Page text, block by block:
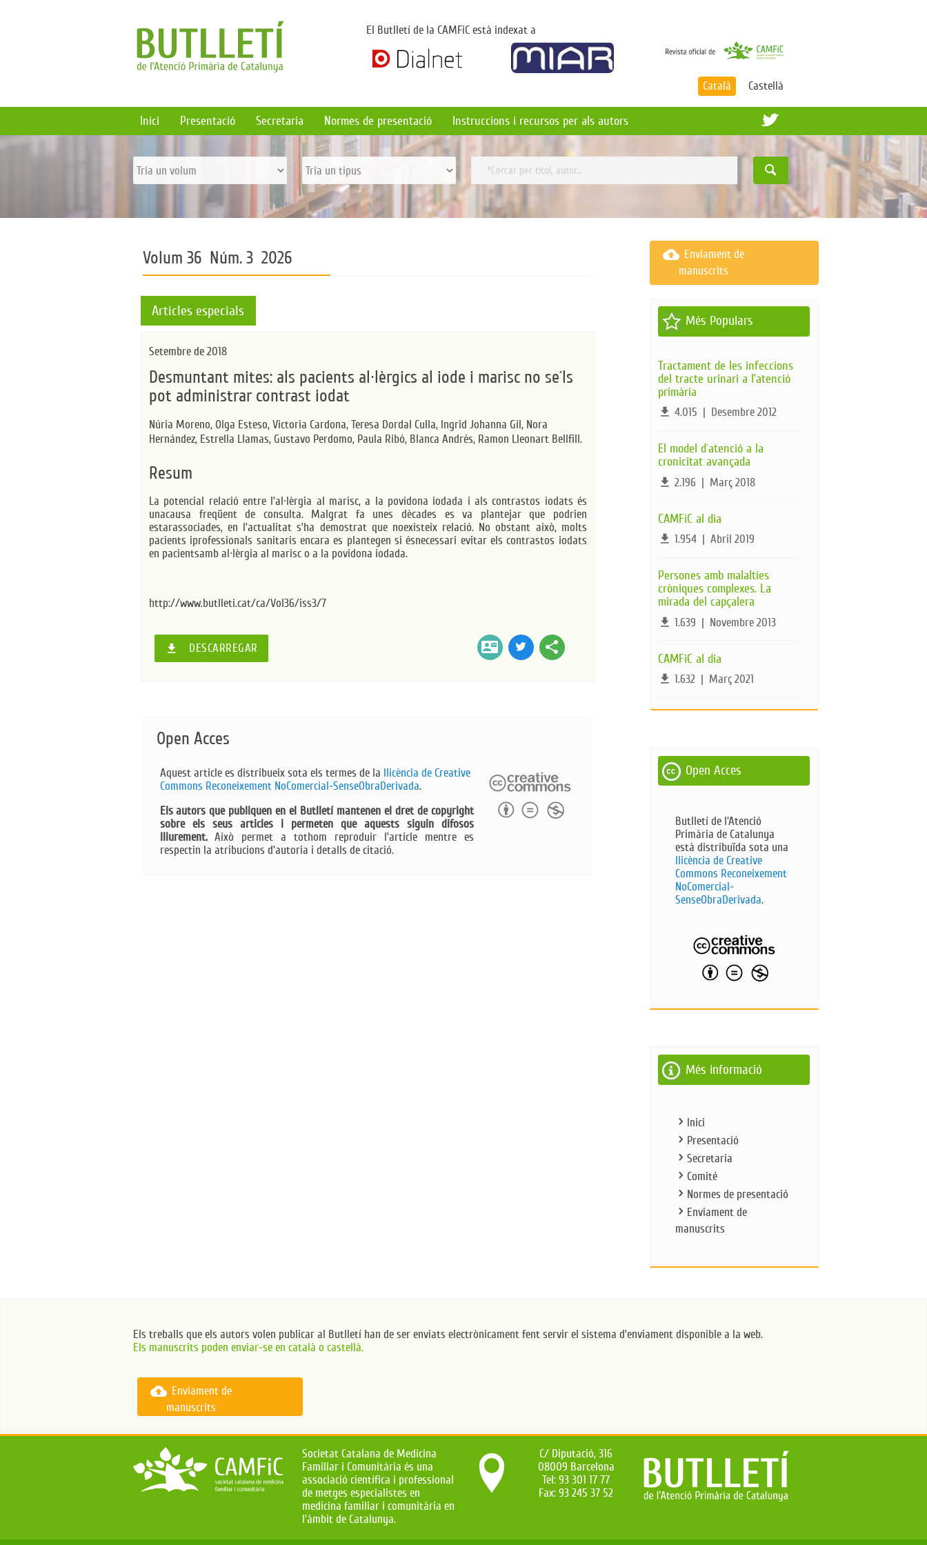
El Butlletí de la CAMFiC està indexat a
Català Castellà
Inici Presentació Secretaria Normes de presentació Instruccions i recursos per als autors
Volum 36 Núm. 3 2026
Articles especials
Setembre de 2018
Desmuntant mites: als pacients al·lèrgics al iode i marisc no se´ls
pot administrar contrast iodat
Núria Moreno,Olga Esteso,Victoria Cardona,Teresa Dordal Culla, Ingrid Johanna Gil, Nora
Hernández, Estrella Llamas,Gustavo Perdomo, Paula Ribó, Blanca Andrés, Ramon Lleonart Bellfill.
Resum
La potencial relació entre l’al·lèrgia al marisc, a la povidona iodada i als contrastos iodats és
unacausa freqüent de consulta. Malgrat fa unes dècades es va plantejar que podrien
estarassociades, en l’actualitat s’ha demostrat que noexisteix relació. No obstant això, molts
pacients iprofessionals sanitaris encara es plantegen si ésnecessari evitar els contrastos iodats
en pacientsamb al·lèrgia al marisc o a la povidona iodada.
http://www.butlleti.cat/ca/Vol36/iss3/7
file_download DESCARREGAR contact_mail share
Open Acces
Aquest article es distribueix sota els termes de la llicència de Creative
Commons Reconeixement NoComercial-SenseObraDerivada​.
Els autors que publiquen en el Butlletí mantenen el dret de copyright
sobre els seus articles i permeten que aquests siguin difosos
lliurement.Això permet a tothom reproduir l’article mentre es
respectin la atribucions d’autoria i detalls de citació.
cloud_upload Enviament de
manuscrits
Més Populars
Tractament de les infeccions
del tracte urinari a l’atenció
primària
file_download 4.015 | Desembre 2012
El model d´atenció a la
cronicitat avançada
file_download 2.196 | Març 2018
CAMFiC al dia
file_download 1.954| Abril 2019
Persones amb malalties
cròniques complexes. La
mirada del capçalera
file_download 1.639 | Novembre 2013
CAMFiC al dia
file_download 1.632 | Març 2021
Open Acces
Butlletí de l'Atenció
Primària de Catalunya
està distribuïda sota una
llicència de Creative
Commons Reconeixement
NoComercial-
SenseObraDerivada​.
Més informació
Inici
Presentació
Secretaria
Comité
Normes de presentació
Enviament de
manuscrits
Els treballs que els autors volen publicar al Butlletí han de ser enviats electrònicament fent servir el sistema d’enviament disponible a la web.
Els manuscrits poden enviar-se en català o castellà.
cloud_upload Enviament de
manuscrits
Societat Catalana de Medicina
Familiar i Comunitària és una
associació científica i professional
de metges especialistes en
medicina familiar i comunitària en
l'àmbit de Catalunya.
C/ Diputació, 316
08009 Barcelona
Tel: 93 301 17 77
Fax: 93 245 37 52